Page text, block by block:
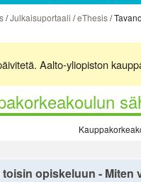
/Julkaisuportaali /eThesis/
Aalto-yliopiston
opiskeluun -